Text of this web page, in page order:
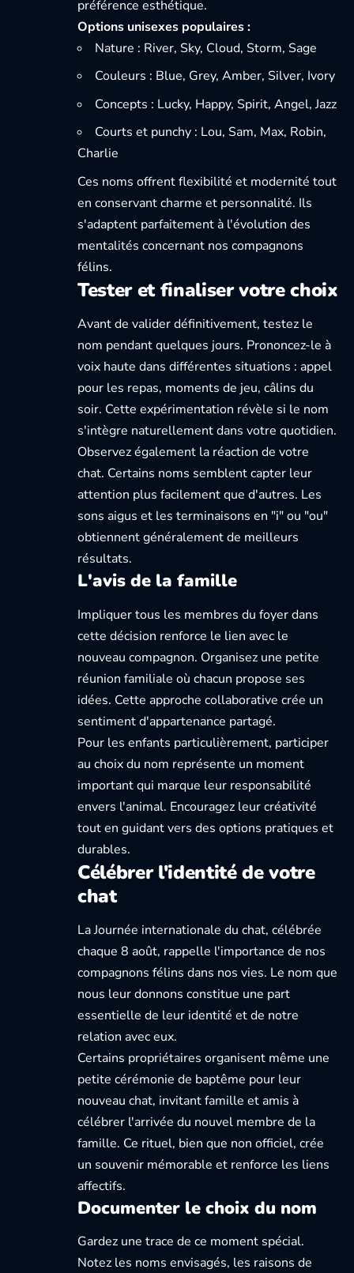
préférence esthétique.
Options unisexes populaires :
Nature : River, Sky, Cloud, Storm, Sage
Couleurs : Blue, Grey, Amber, Silver, Ivory
Concepts : Lucky, Happy, Spirit, Angel, Jazz
Courts et punchy : Lou, Sam, Max, Robin,
Charlie
Ces noms offrent flexibilité et modernité tout
en conservant charme et personnalité. Ils
s'adaptent parfaitement à l'évolution des
mentalités concernant nos compagnons
félins.
Tester et finaliser votre choix
Avant de valider définitivement, testez le
nom pendant quelques jours. Prononcez-le à
voix haute dans différentes situations : appel
pour les repas, moments de jeu, câlins du
soir. Cette expérimentation révèle si le nom
s'intègre naturellement dans votre quotidien.
Observez également la réaction de votre
chat. Certains noms semblent capter leur
attention plus facilement que d'autres. Les
sons aigus et les terminaisons en "i" ou "ou"
obtiennent généralement de meilleurs
résultats.
L'avis de la famille
Impliquer tous les membres du foyer dans
cette décision renforce le lien avec le
nouveau compagnon. Organisez une petite
réunion familiale où chacun propose ses
idées. Cette approche collaborative crée un
sentiment d'appartenance partagé.
Pour les enfants particulièrement, participer
au choix du nom représente un moment
important qui marque leur responsabilité
envers l'animal. Encouragez leur créativité
tout en guidant vers des options pratiques et
durables.
Célébrer l'identité de votre
chat
La Journée internationale du chat, célébrée
chaque 8 août, rappelle l'importance de nos
compagnons félins dans nos vies. Le nom que
nous leur donnons constitue une part
essentielle de leur identité et de notre
relation avec eux.
Certains propriétaires organisent même une
petite cérémonie de baptême pour leur
nouveau chat, invitant famille et amis à
célébrer l'arrivée du nouvel membre de la
famille. Ce rituel, bien que non officiel, crée
un souvenir mémorable et renforce les liens
affectifs.
Documenter le choix du nom
Gardez une trace de ce moment spécial.
Notez les noms envisagés, les raisons de